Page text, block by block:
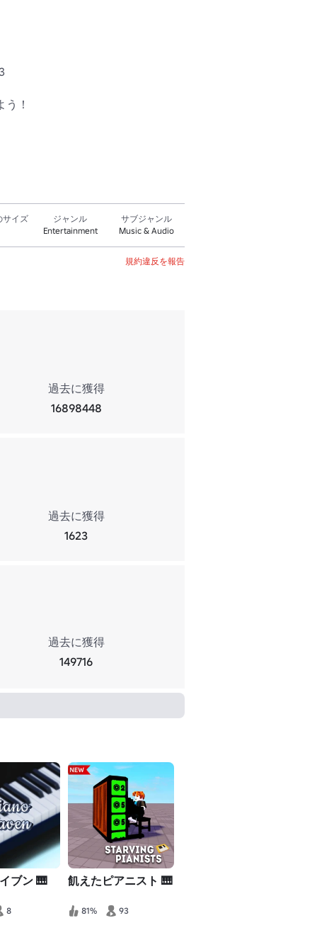
！
サイズ
ジャンル
Entertainment
サブジャンル
Music & Audio
規約違反を報告
過去に獲得
16898448
過去に獲得
1623
過去に獲得
149716
ブン 🎹
8
飢えたピアニスト 🎹
81% 93